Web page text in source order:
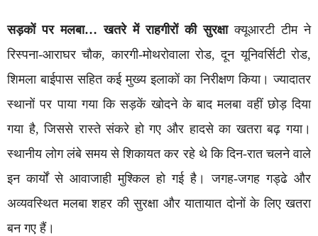
सड़कों पर मलबा… खतरे में राहगीरों की सुरक्षाक्यूआरटी टीम ने
रिस्पना-आराघर चौक, कारगी-मोथरोवाला रोड, दून यूनिवर्सिटी रोड,
शिमला बाईपास सहित कई मुख्य इलाकों का निरीक्षण किया। ज्यादातर
स्थानों पर पाया गया कि सड़कें खोदने के बाद मलबा वहीं छोड़ दिया
गया है, जिससे रास्ते संकरे हो गए और हादसे का खतरा बढ़ गया।
स्थानीय लोग लंबे समय से शिकायत कर रहे थे कि दिन-रात चलने वाले
इन कार्यों से आवाजाही मुश्किल हो गई है। जगह-जगह गड्ढे और
अव्यवस्थित मलबा शहर की सुरक्षा और यातायात दोनों के लिए खतरा
बन गए हैं।